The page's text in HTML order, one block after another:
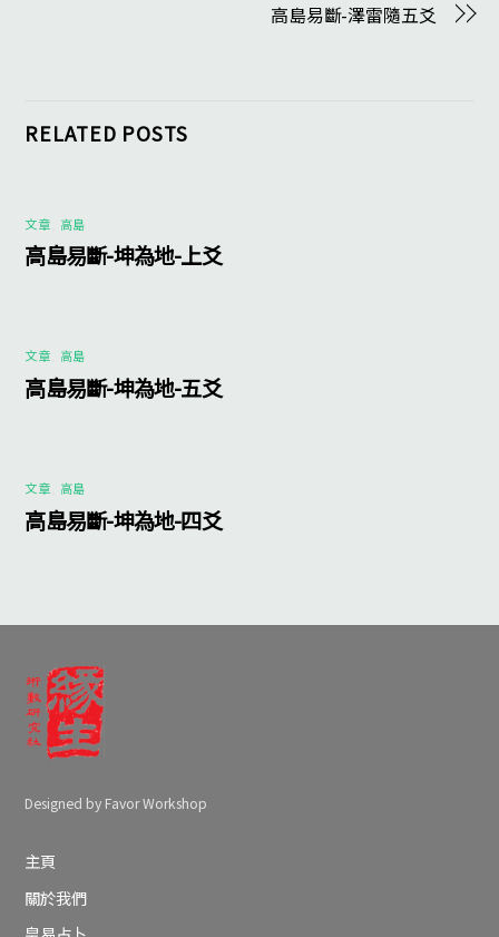
高島易斷-澤雷隨五爻
RELATED POSTS
文章 高島
高島易斷-坤為地-上爻
文章 高島
高島易斷-坤為地-五爻
文章 高島
高島易斷-坤為地-四爻
Designed by Favor Workshop
主頁
關於我們